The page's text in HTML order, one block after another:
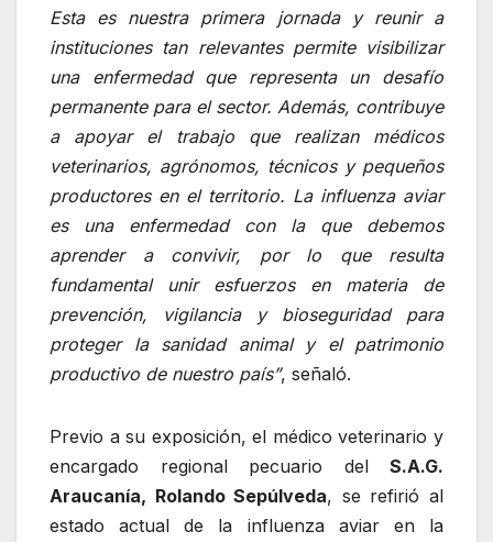
Esta es nuestra primera jornada y reunir a
instituciones tan relevantes permite visibilizar
una enfermedad que representa un desafío
permanente para el sector. Además, contribuye
a apoyar el trabajo que realizan médicos
veterinarios, agrónomos, técnicos y pequeños
productores en el territorio. La influenza aviar
es una enfermedad con la que debemos
aprender a convivir, por lo que resulta
fundamental unir esfuerzos en materia de
prevención, vigilancia y bioseguridad para
proteger la sanidad animal y el patrimonio
productivo de nuestro país”, señaló.
Previo a su exposición, el médico veterinario y
encargado regional pecuario del S.A.G.
Araucanía, Rolando Sepúlveda, se refirió al
estado actual de la influenza aviar en la